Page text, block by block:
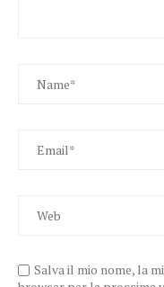
Salva il mio nome, la